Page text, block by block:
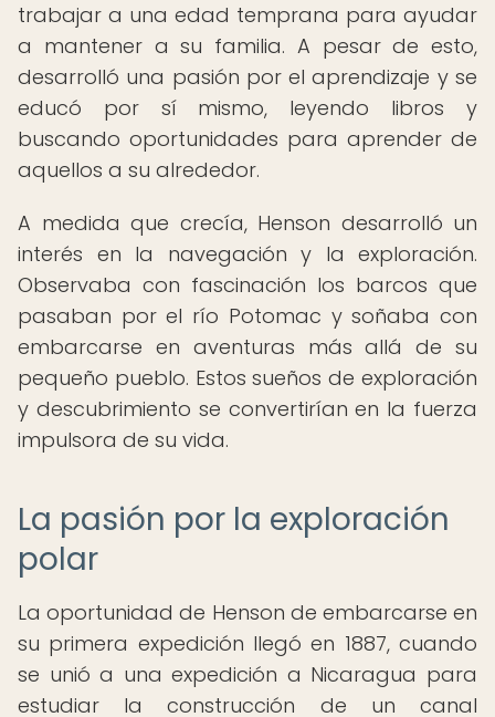
trabajar a una edad temprana para ayudar
a mantener a su familia. A pesar de esto,
desarrolló una pasión por el aprendizaje y se
educó por sí mismo, leyendo libros y
buscando oportunidades para aprender de
aquellos a su alrededor.
A medida que crecía, Henson desarrolló un
interés en la navegación y la exploración.
Observaba con fascinación los barcos que
pasaban por el río Potomac y soñaba con
embarcarse en aventuras más allá de su
pequeño pueblo. Estos sueños de exploración
y descubrimiento se convertirían en la fuerza
impulsora de su vida.
La pasión por la exploración
polar
La oportunidad de Henson de embarcarse en
su primera expedición llegó en 1887, cuando
se unió a una expedición a Nicaragua para
estudiar la construcción de un canal